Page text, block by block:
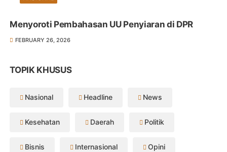
Menyoroti Pembahasan UU Penyiaran di DPR
FEBRUARY 26, 2026
TOPIK KHUSUS
Nasional Headline News
Kesehatan Daerah Politik
Bisnis Internasional Opini